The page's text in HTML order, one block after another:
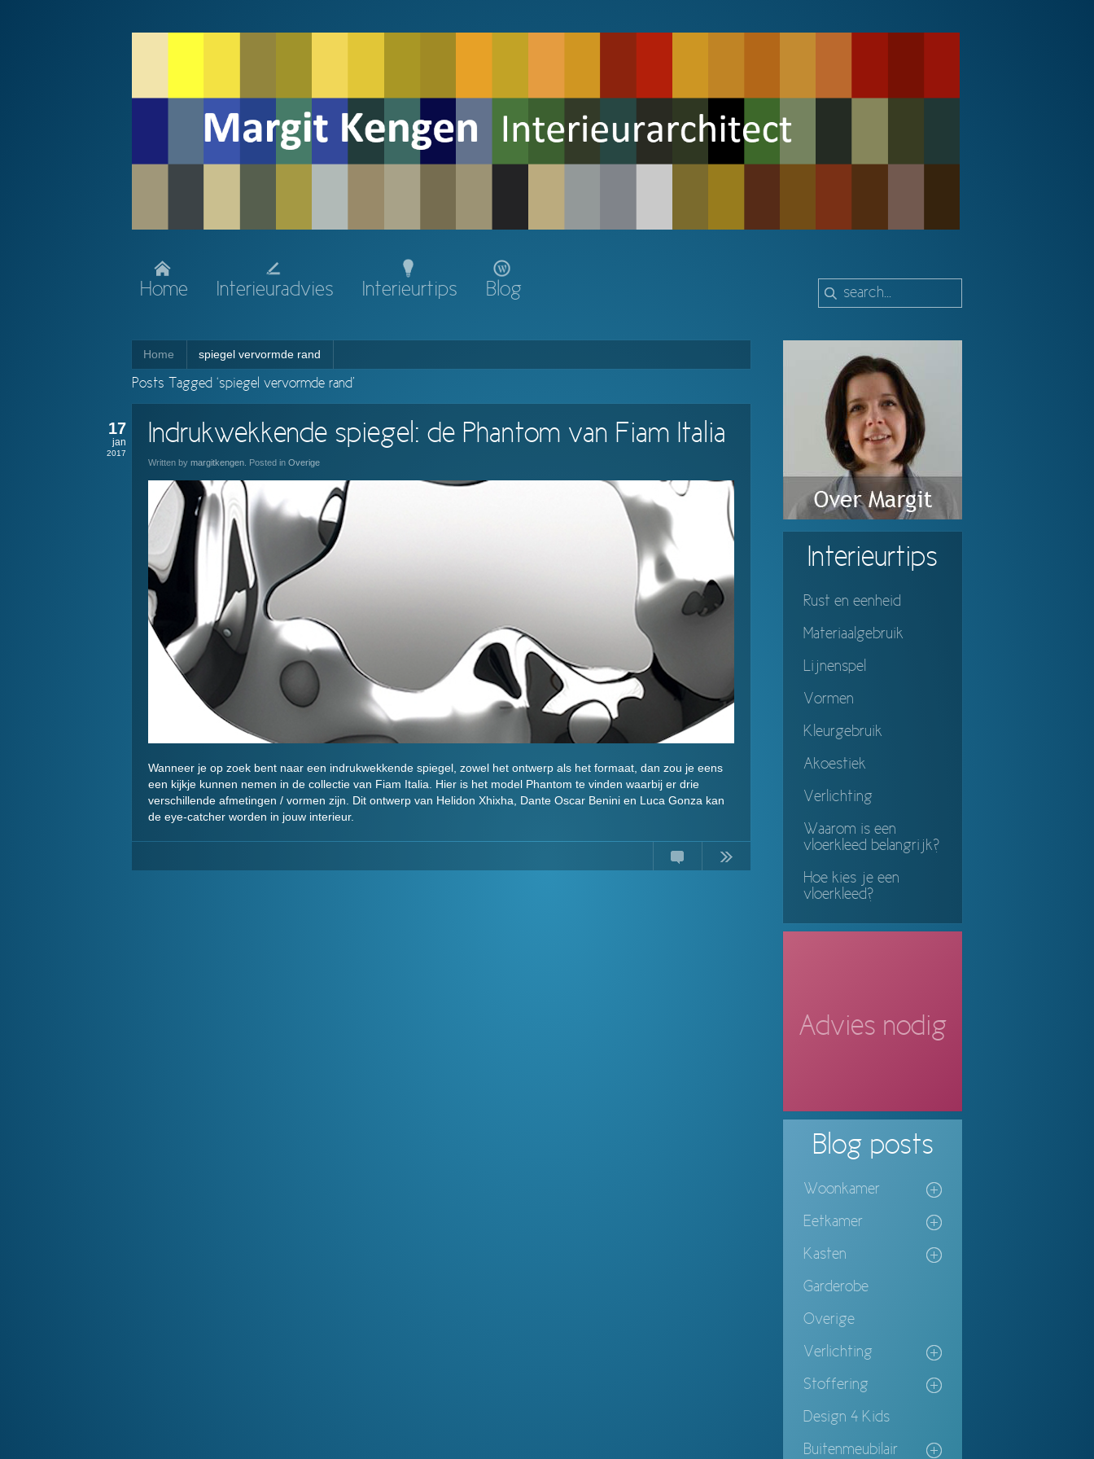
Home Interieuradvies Interieurtips Blog
Home spiegel vervormde rand
Posts Tagged ‘spiegel vervormde rand’
17
jan
2017
Indrukwekkende spiegel: de Phantom van Fiam Italia
Written by margitkengen . Posted in Overige
Wanneer je op zoek bent naar een indrukwekkende spiegel, zowel het ontwerp als het formaat, dan zou je eens
een kijkje kunnen nemen in de collectie van Fiam Italia. Hier is het model Phantom te vinden waarbij er drie
verschillende afmetingen / vormen zijn. Dit ontwerp van Helidon Xhixha, Dante Oscar Benini en Luca Gonza kan
de eye-catcher worden in jouw interieur.
Interieurtips
Rust en eenheid
Materiaalgebruik
Lijnenspel
Vormen
Kleurgebruik
Akoestiek
Verlichting
Waarom is een
vloerkleed belangrijk?
Hoe kies je een
vloerkleed?
Advies nodig
Blog posts
Woonkamer
Eetkamer
Kasten
Garderobe
Overige
Verlichting
Stoffering
Design 4 Kids
Buitenmeubilair